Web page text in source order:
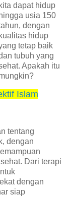
kita dapat hidup
hingga usia 150
dengan
kualitas hidup
tetap baik
tubuh yang
Apakah itu
Islam
tentang
dengan
Dari terapi
dengan
siap